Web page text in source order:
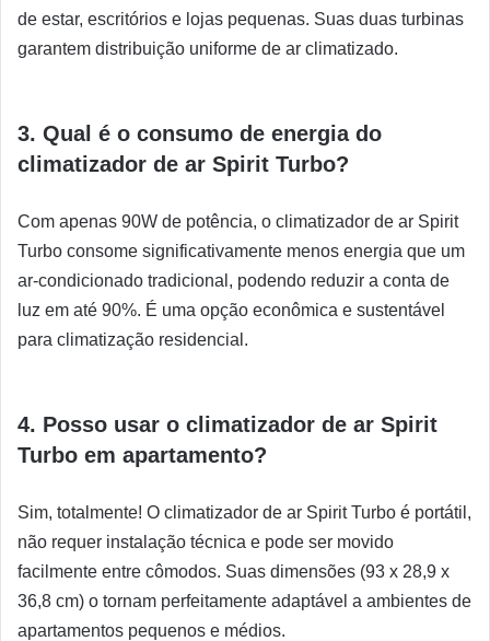
de estar, escritórios e lojas pequenas. Suas duas turbinas
garantem distribuição uniforme de ar climatizado.
3. Qual é o consumo de energia do
climatizador de ar Spirit Turbo?
Com apenas 90W de potência, o climatizador de ar Spirit
Turbo consome significativamente menos energia que um
ar-condicionado tradicional, podendo reduzir a conta de
luz em até 90%. É uma opção econômica e sustentável
para climatização residencial.
4. Posso usar o climatizador de ar Spirit
Turbo em apartamento?
Sim, totalmente! O climatizador de ar Spirit Turbo é portátil,
não requer instalação técnica e pode ser movido
facilmente entre cômodos. Suas dimensões (93 x 28,9 x
36,8 cm) o tornam perfeitamente adaptável a ambientes de
apartamentos pequenos e médios.